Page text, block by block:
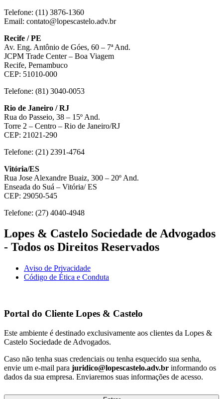
Telefone: (11) 3876-1360
Email: contato@lopescastelo.adv.br
Recife / PE
Av. Eng. Antônio de Góes, 60 – 7ª And.
JCPM Trade Center – Boa Viagem
Recife, Pernambuco
CEP: 51010-000
Telefone: (81) 3040-0053
Rio de Janeiro / RJ
Rua do Passeio, 38 – 15º And.
Torre 2 – Centro – Rio de Janeiro/RJ
CEP: 21021-290
Telefone: (21) 2391-4764
Vitória/ES
Rua Jose Alexandre Buaiz, 300 – 20º And.
Enseada do Suá – Vitória/ ES
CEP: 29050-545
Telefone: (27) 4040-4948
Lopes & Castelo Sociedade de Advogados
- Todos os Direitos Reservados
Aviso de Privacidade
Código de Ética e Conduta
Portal do Cliente Lopes & Castelo
Este ambiente é destinado exclusivamente aos clientes da Lopes &
Castelo Sociedade de Advogados.
Caso não tenha suas credenciais ou tenha esquecido sua senha,
envie um e-mail para juridico@lopescastelo.adv.br informando os
dados da sua empresa. Enviaremos suas informações de acesso.